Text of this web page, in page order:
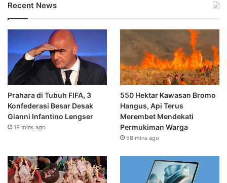
Recent News
Prahara di Tubuh FIFA, 3
Konfederasi Besar Desak
Gianni Infantino Lengser
18 mins ago
550 Hektar Kawasan Bromo
Hangus, Api Terus
Merembet Mendekati
Permukiman Warga
58 mins ago